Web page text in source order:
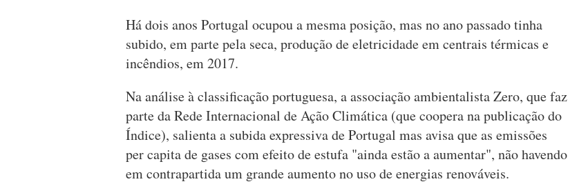
Há dois anos Portugal ocupou a mesma posição, mas no ano passado tinha
subido, em parte pela seca, produção de eletricidade em centrais térmicas e
incêndios, em 2017.
Na análise à classificação portuguesa, a associação ambientalista Zero, que faz
parte da Rede Internacional de Ação Climática (que coopera na publicação do
Índice), salienta a subida expressiva de Portugal mas avisa que as emissões
per capita de gases com efeito de estufa "ainda estão a aumentar", não havendo
em contrapartida um grande aumento no uso de energias renováveis.